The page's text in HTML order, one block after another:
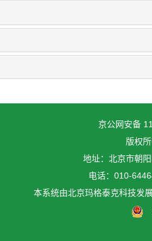
京公网安备
版权
地址：北京市朝
电话：010-
本系统由北京玛格泰克科技发